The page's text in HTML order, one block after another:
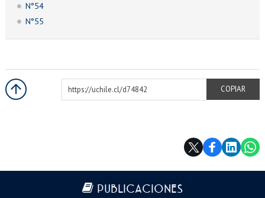
N°54
N°55
https://uchile.cl/d74842
COPIAR
Más información
PUBLICACIONES